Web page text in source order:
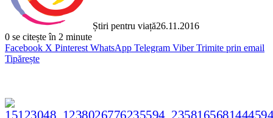
Știri pentru viață26.11.2016
0 se citește în 2 minute
Facebook X Pinterest WhatsApp Telegram Viber Trimite prin email
Tipărește